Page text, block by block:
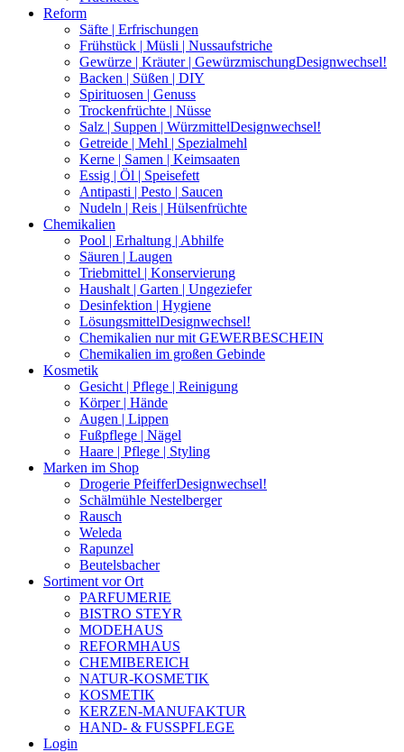
Reform
Säfte | Erfrischungen
Frühstück | Müsli | Nussaufstriche
Gewürze | Kräuter | GewürzmischungDesignwechsel!
Backen | Süßen | DIY
Spirituosen | Genuss
Trockenfrüchte | Nüsse
Salz | Suppen | WürzmittelDesignwechsel!
Getreide | Mehl | Spezialmehl
Kerne | Samen | Keimsaaten
Essig | Öl | Speisefett
Antipasti | Pesto | Saucen
Nudeln | Reis | Hülsenfrüchte
Chemikalien
Pool | Erhaltung | Abhilfe
Säuren | Laugen
Triebmittel | Konservierung
Haushalt | Garten | Ungeziefer
Desinfektion | Hygiene
LösungsmittelDesignwechsel!
Chemikalien nur mit GEWERBESCHEIN
Chemikalien im großen Gebinde
Kosmetik
Gesicht | Pflege | Reinigung
Körper | Hände
Augen | Lippen
Fußpflege | Nägel
Haare | Pflege | Styling
Marken im Shop
Drogerie PfeifferDesignwechsel!
Schälmühle Nestelberger
Rausch
Weleda
Rapunzel
Beutelsbacher
Sortiment vor Ort
PARFUMERIE
BISTRO STEYR
MODEHAUS
REFORMHAUS
CHEMIBEREICH
NATUR-KOSMETIK
KOSMETIK
KERZEN-MANUFAKTUR
HAND- & FUSSPFLEGE
Login